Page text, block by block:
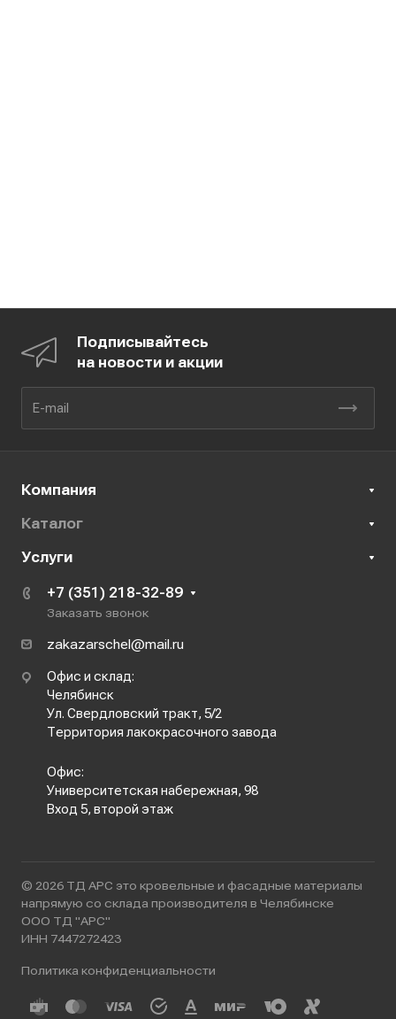
Подписывайтесь
на новости и акции
Компания
Каталог
Услуги
+7 (351) 218-32-89
Заказать звонок
zakazarschel@mail.ru
Офис и склад:
Челябинск
Ул. Свердловский тракт, 5/2
Территория лакокрасочного завода
Офис:
Университетская набережная, 98
Вход 5, второй этаж
© 2026 ТД АРС это кровельные и фасадные материалы
напрямую со склада производителя в Челябинске
ООО ТД "АРС"
ИНН 7447272423
Политика конфиденциальности